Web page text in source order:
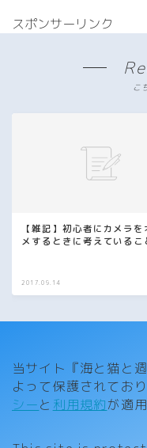
スポンサーリンク
こ
【雑記】初心者にカメラを
メするときに考えているこ
2017.09.14
当サイト『海と猫と
よって保護されてお
シーと 利用規約が適